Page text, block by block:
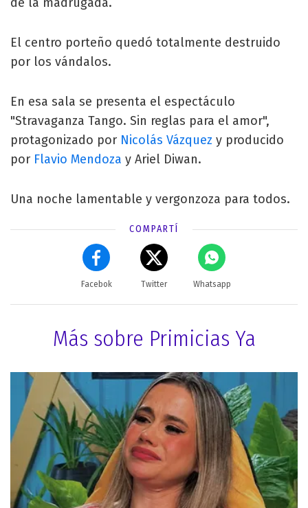
El centro porteño quedó totalmente destruido
por los vándalos.
En esa sala se presenta el espectáculo
"Stravaganza Tango. Sin reglas para el amor",
protagonizado por Nicolás Vázquez y producido
por Flavio Mendoza y Ariel Diwan.
Una noche lamentable y vergonzoza para todos.
COMPARTÍ
Facebok Twitter Whatsapp
Más sobre Primicias Ya